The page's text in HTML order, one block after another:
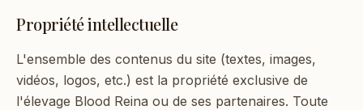
Propriété intellectuelle
L'ensemble des contenus du site (textes, images,
vidéos, logos, etc.) est la propriété exclusive de
l'élevage Blood Reina ou de ses partenaires. Toute